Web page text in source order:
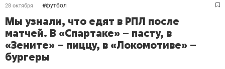
28 октября #футбол
Мы узнали, что едят в РПЛ после
матчей. В «Спартаке» – пасту, в
«Зените» – пиццу, в «Локомотиве» –
бургеры